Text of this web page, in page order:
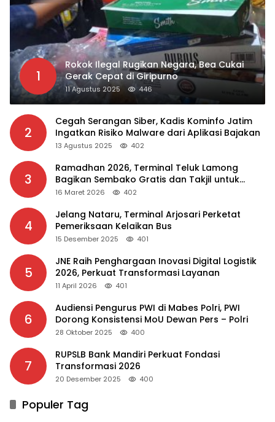
1
Rokok Ilegal Rugikan Negara, Bea Cukai
Gerak Cepat di Giripurno
11 Agustus 2025 446
2
Cegah Serangan Siber, Kadis Kominfo Jatim
Ingatkan Risiko Malware dari Aplikasi Bajakan
13 Agustus 2025 402
3
Ramadhan 2026, Terminal Teluk Lamong
Bagikan Sembako Gratis dan Takjil untuk
Masyarakat
16 Maret 2026 402
4
Jelang Nataru, Terminal Arjosari Perketat
Pemeriksaan Kelaikan Bus
15 Desember 2025 401
5
JNE Raih Penghargaan Inovasi Digital Logistik
2026, Perkuat Transformasi Layanan
11 April 2026 401
6
Audiensi Pengurus PWI di Mabes Polri, PWI
Dorong Konsistensi MoU Dewan Pers – Polri
28 Oktober 2025 400
7
RUPSLB Bank Mandiri Perkuat Fondasi
Transformasi 2026
20 Desember 2025 400
Populer Tag